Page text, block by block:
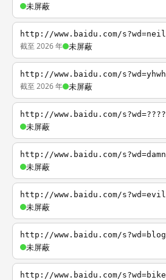
未屏蔽
http://www.baidu.com/s?wd=neil
截至 2026 年 未屏蔽
http://www.baidu.com/s?wd=yhwh
截至 2026 年 未屏蔽
http://www.baidu.com/s?wd=????
未屏蔽
http://www.baidu.com/s?wd=damn
未屏蔽
http://www.baidu.com/s?wd=evil
未屏蔽
http://www.baidu.com/s?wd=blog
未屏蔽
http://www.baidu.com/s?wd=bike